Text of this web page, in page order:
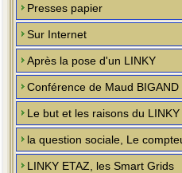
Presses papier
Sur Internet
Après la pose d'un LINKY
Conférence de Maud
Le but et les raisons du
la question sociale, Le
LINKY ETAZ, les Smart Grids